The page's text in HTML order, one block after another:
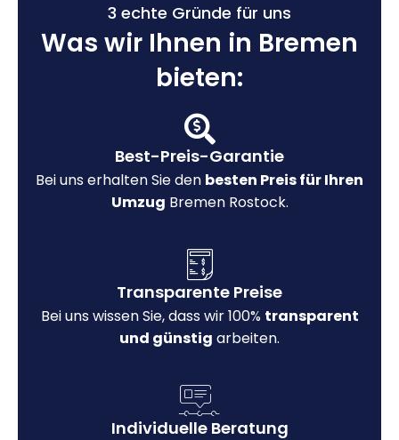
3 echte Gründe für uns
Was wir Ihnen in Bremen
bieten:
Best-Preis-Garantie
Bei uns erhalten Sie den besten Preis für Ihren
Umzug Bremen Rostock.
Transparente Preise
Bei uns wissen Sie, dass wir 100% transparent
und günstig arbeiten.
Individuelle Beratung